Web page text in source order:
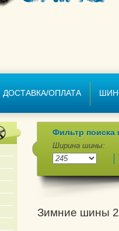
ДОСТАВКА/ОПЛАТА
Фильтр поиска
Ширина шины:
Зимние шины